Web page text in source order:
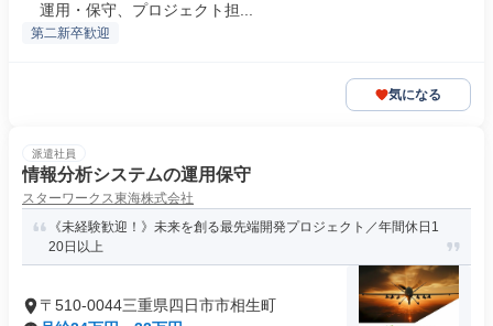
運用・保守、プロジェクト担...
第二新卒歓迎
気になる
派遣社員
情報分析システムの運用保守
スターワークス東海株式会社
《未経験歓迎！》未来を創る最先端開発プロジェクト／年間休日1
20日以上
〒510-0044三重県四日市市相生町